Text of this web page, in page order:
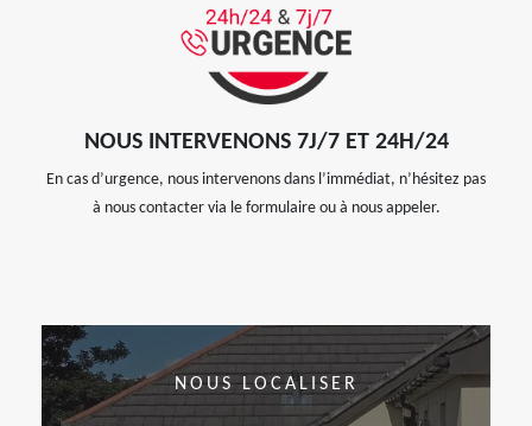
NOUS INTERVENONS 7J/7 ET 24H/24
En cas d’urgence, nous intervenons dans l’immédiat, n’hésitez pas
à nous contacter via le formulaire ou à nous appeler.
NOUS LOCALISER